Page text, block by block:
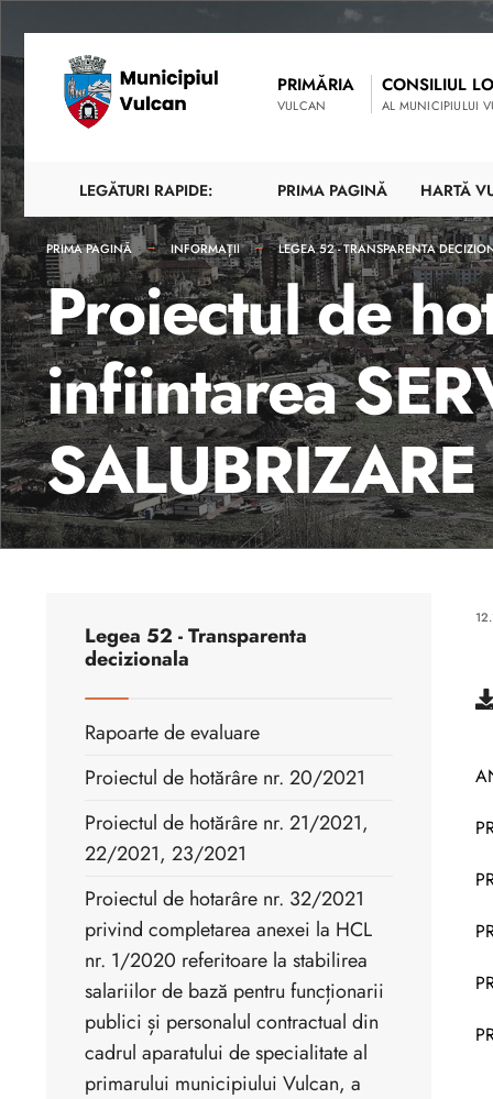
PRIMĂRIA
VULCAN
CONSILIUL
AL MUNICIPIULUI
LEGĂTURI RAPIDE: PRIMA PAGINĂ HARTĂ
PRIMA PAGINĂ INFORMAȚII LEGEA 52 - TRANSPARENTA
Proiectul de
infiintarea
Legea 52 - Transparenta
decizionala
Rapoarte de evaluare
Proiectul de hotărâre nr. 20/2021
Proiectul de hotărâre nr. 21/2021,
22/2021, 23/2021
Proiectul de hotarâre nr. 32/2021
privind completarea anexei la HCL
nr. 1/2020 referitoare la stabilirea
salariilor de bază pentru funcționarii
publici și personalul contractual din
cadrul aparatului de specialitate al
primarului municipiului Vulcan, a